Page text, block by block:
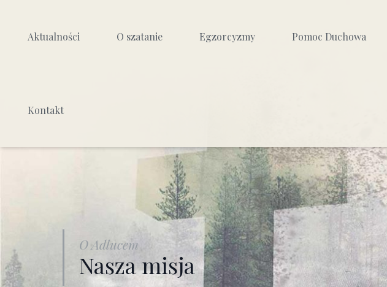
Aktualności O szatanie
Źródła poznania
Jak wyglądał bunt aniołów?
Dlaczego się zrodził?
Rola Maryi w walce
Egzorcyzmy
Skuteczność egzorcyzmów
Pomoc Duchowa
kluczy
Autoterapia duchowa
Modlitwy
Kontakt
O Adlucem
Nasza misja